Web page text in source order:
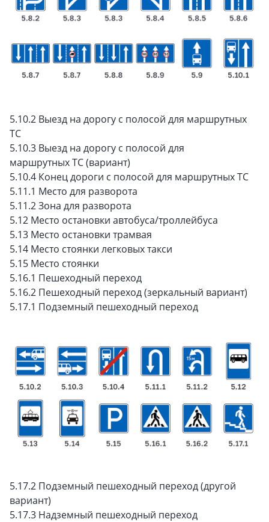
5.10.2 Выезд на дорогу с полосой для маршрутных
ТС
5.10.3 Выезд на дорогу с полосой для
маршрутных ТС (вариант)
5.10.4 Конец дороги с полосой для маршрутных ТС
5.11.1 Место для разворота
5.11.2 Зона для разворота
5.12 Место остановки автобуса/троллейбуса
5.13 Место остановки трамвая
5.14 Место стоянки легковых такси
5.15 Место стоянки
5.16.1 Пешеходный переход
5.16.2 Пешеходный переход (зеркальный вариант)
5.17.1 Подземный пешеходный переход
5.17.2 Подземный пешеходный переход (другой
вариант)
5.17.3 Надземный пешеходный переход